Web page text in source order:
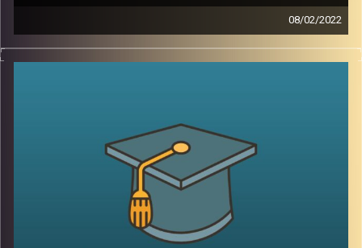
08/02/2022
איך מאזנים בין הרצון באספקה תמידית של אנרגיה לכולם לבין
קיימות ועד כמה נסכים לקבל את עליית מחירי החשמל כדי
פרופ' יעל פרג, סגנית דיקן בית הספר לקיימות, התארחה בפרק
הזה והעלתה את הסוגיות החברתיות, סביבתיות וביטחוניות
הנוגעות בביטחון אנרגטי.
לשיחה שקיימתי עם פרופ' פרג על מכסות פחמן אישיות –